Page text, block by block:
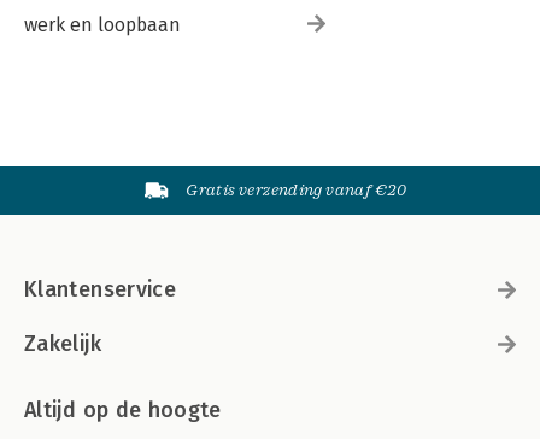
werk en loopbaan
Gratis verzending vanaf €20
Klantenservice
Zakelijk
Altijd op de hoogte